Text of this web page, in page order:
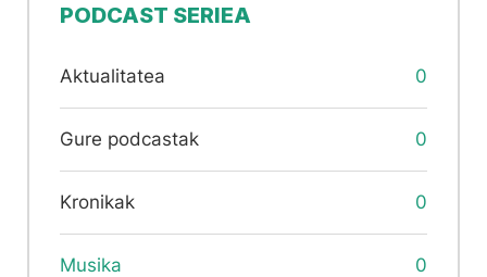
PODCAST SERIEA
Aktualitatea 0
Gure podcastak 0
Kronikak 0
Musika 0